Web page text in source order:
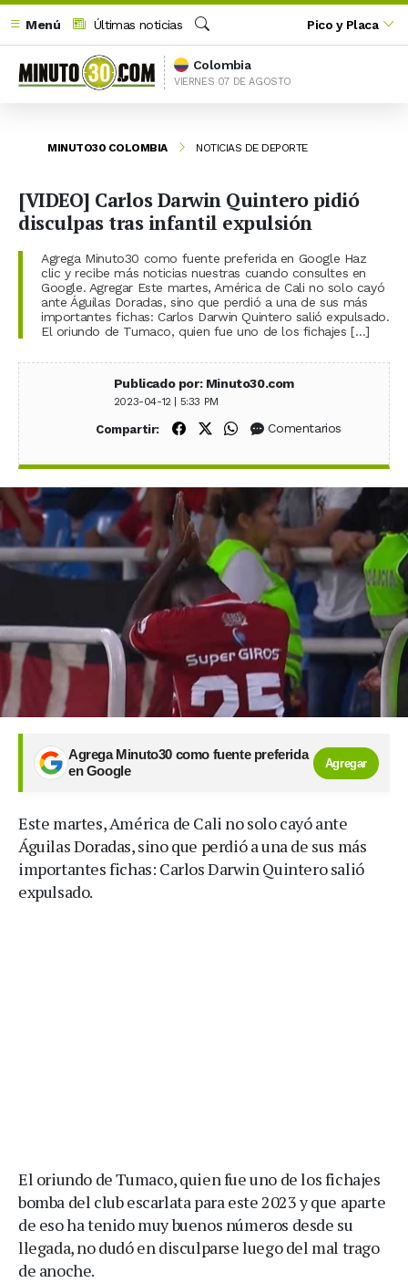
Menú
Últimas noticias
Buscar
Pico y Placa
Colombia
VIERNES 07 DE AGOSTO
MINUTO30 COLOMBIA NOTICIAS DE DEPORTE
[VIDEO] Carlos Darwin Quintero pidió
disculpas tras infantil expulsión
Agrega Minuto30 como fuente preferida en Google Haz
clic y recibe más noticias nuestras cuando consultes en
Google. Agregar Este martes, América de Cali no solo cayó
ante Águilas Doradas, sino que perdió a una de sus más
importantes fichas: Carlos Darwin Quintero salió expulsado.
El oriundo de Tumaco, quien fue uno de los fichajes […]
Publicado por: Minuto30.com
2023-04-12 | 5:33 PM
Compartir: Compartir en Facebook
Compartir en X (Twitter)
Compartir en WhatsApp
Comentarios
Agrega Minuto30 como fuente preferida
en Google
Agregar
Este martes, América de Cali no solo cayó ante
Águilas Doradas, sino que perdió a una de sus más
importantes fichas: Carlos Darwin Quintero salió
expulsado.
El oriundo de Tumaco, quien fue uno de los fichajes
bomba del club escarlata para este 2023 y que aparte
de eso ha tenido muy buenos números desde su
llegada, no dudó en disculparse luego del mal trago
de anoche.